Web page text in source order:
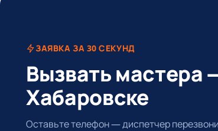
ЗАЯВКА ЗА 30 СЕКУНД
Вызвать мастера
Хабаровске
Оставьте телефон — диспетчер